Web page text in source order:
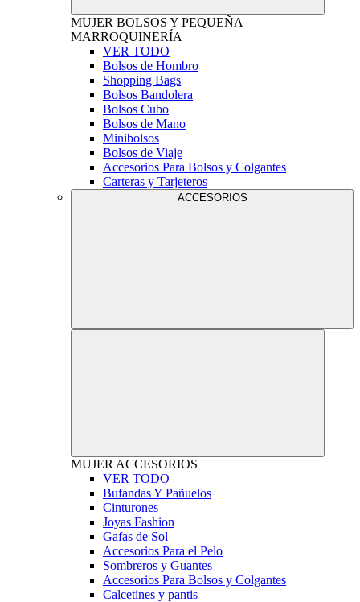
MUJER BOLSOS Y PEQUEÑA
MARROQUINERÍA
VER TODO
Bolsos de Hombro
Shopping Bags
Bolsos Bandolera
Bolsos Cubo
Bolsos de Mano
Minibolsos
Bolsos de Viaje
Accesorios Para Bolsos y Colgantes
Carteras y Tarjeteros
ACCESORIOS
MUJER ACCESORIOS
VER TODO
Bufandas Y Pañuelos
Cinturones
Joyas Fashion
Gafas de Sol
Accesorios Para el Pelo
Sombreros y Guantes
Accesorios Para Bolsos y Colgantes
Calcetines y pantis